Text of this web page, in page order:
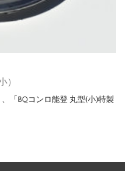
）
「BQコンロ能登 丸型(小)特製